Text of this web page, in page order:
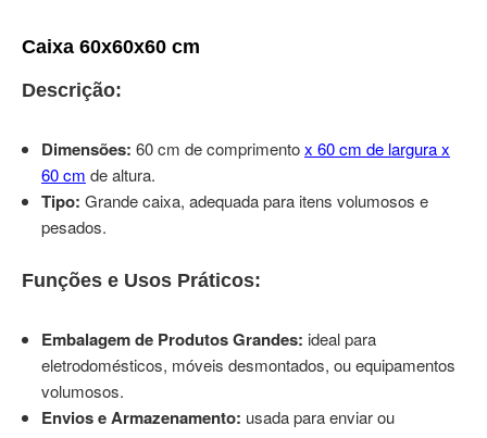
Caixa 60x60x60 cm
Descrição:
Dimensões: 60 cm de comprimentox 60 cm de largura x
60 cm de altura.
Tipo: Grande caixa, adequada para itens volumosos e
pesados.
Funções e Usos Práticos:
Embalagem de Produtos Grandes: ideal para
eletrodomésticos, móveis desmontados, ou equipamentos
volumosos.
Envios e Armazenamento: usada para enviar ou